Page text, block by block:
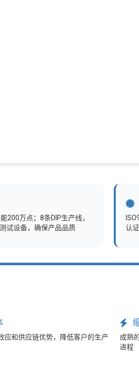
200万点；8条DIP生产线，
试设备，确保产品品质
认
应和供应链优势，降低客户的生产
成熟
进程